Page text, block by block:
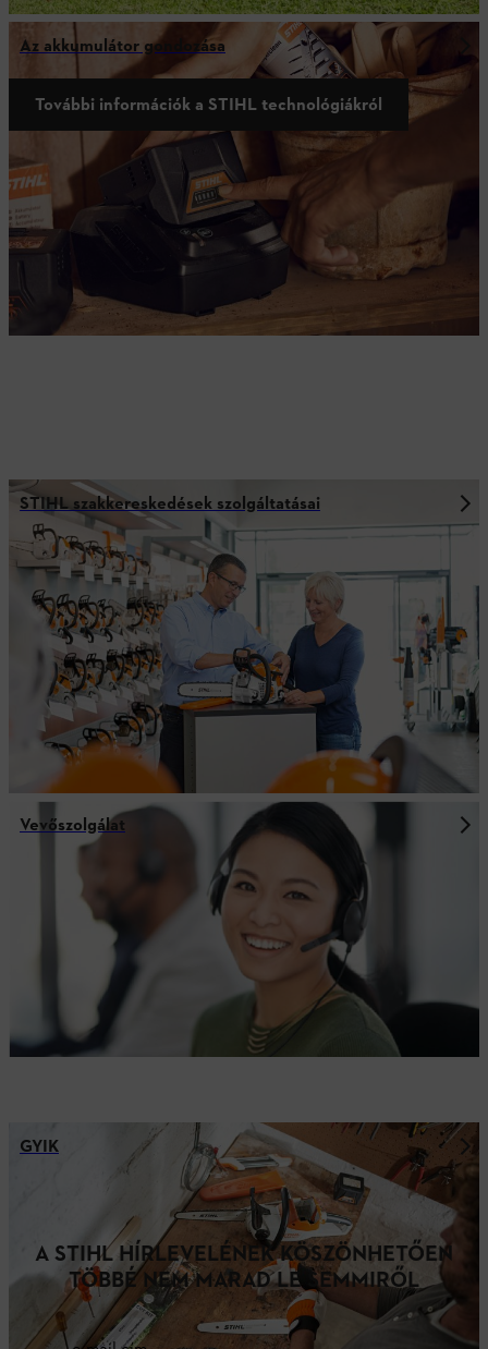
Az akkumulátor gondozása
További információk a STIHL technológiákról
További információk
STIHL szakkereskedések szolgáltatásai
Vevőszolgálat
GYIK
A STIHL HÍRLEVELÉNEK KÖSZÖNHETŐEN
TÖBBÉ NEM MARAD LE SEMMIRŐL